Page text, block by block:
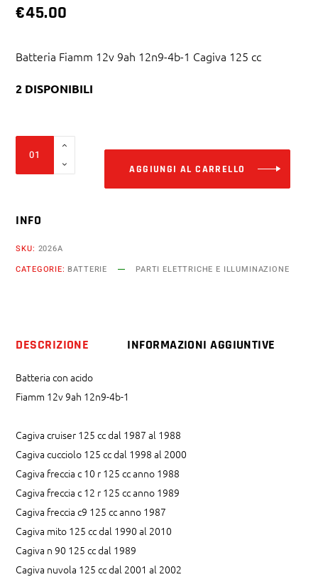
€45.00
Batteria Fiamm 12v 9ah 12n9-4b-1 Cagiva 125 cc
2 DISPONIBILI
Fiamm
12n9-
n
90
quantity
AGGIUNGI AL CARRELLO
INFO
SKU: 2026A
CATEGORIE: BATTERIE PARTI ELETTRICHE E ILLUMINAZIONE
DESCRIZIONE INFORMAZIONI AGGIUNTIVE
Batteria con acido
Fiamm 12v 9ah 12n9-4b-1
Cagiva cruiser 125 cc dal 1987 al 1988
Cagiva cucciolo 125 cc dal 1998 al 2000
Cagiva freccia c 10 r 125 cc anno 1988
Cagiva freccia c 12 r 125 cc anno 1989
Cagiva freccia c9 125 cc anno 1987
Cagiva mito 125 cc dal 1990 al 2010
Cagiva n 90 125 cc dal 1989
Cagiva nuvola 125 cc dal 2001 al 2002